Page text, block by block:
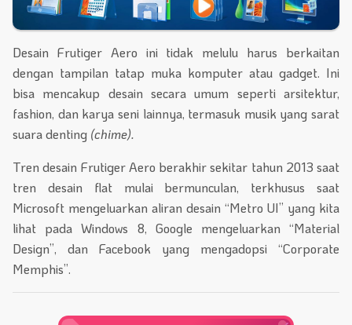
Desain Frutiger Aero ini tidak melulu harus berkaitan
dengan tampilan tatap muka komputer atau gadget. Ini
bisa mencakup desain secara umum seperti arsitektur,
fashion, dan karya seni lainnya, termasuk musik yang sarat
suara denting (chime).
Tren desain Frutiger Aero berakhir sekitar tahun 2013 saat
tren desain flat mulai bermunculan, terkhusus saat
Microsoft mengeluarkan aliran desain “Metro UI” yang kita
lihat pada Windows 8, Google mengeluarkan “Material
Design”, dan Facebook yang mengadopsi “Corporate
Memphis”.